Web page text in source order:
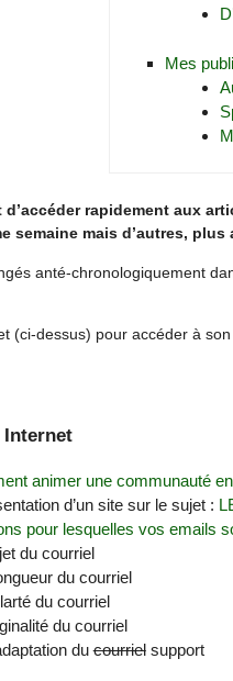
Mes
d’accéder rapidement aux
semaine mais d’autres,
anté-chronologiquement
(ci-dessus) pour accéder à son
animer une communauté
d’un site sur le sujet :
pour lesquelles vos emails
du courriel
du courriel
du courriel
du courriel
ducourrielsupport